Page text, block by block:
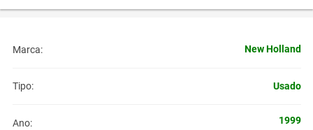
Marca: New Holland
Tipo: Usado
Ano: 1999